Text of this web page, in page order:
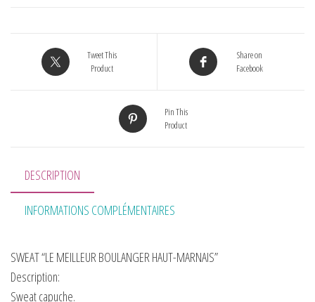
Tweet This
Product
Share on
Facebook
Pin This
Product
DESCRIPTION
INFORMATIONS COMPLÉMENTAIRES
SWEAT “LE MEILLEUR BOULANGER HAUT-MARNAIS”
Description:
Sweat capuche.